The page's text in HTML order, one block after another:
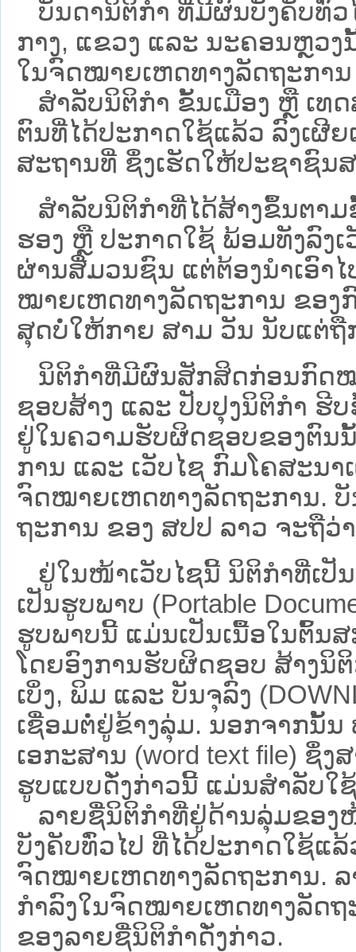
ບັນດານິຕິກໍາ ທີ່ມີຜົນບັງຄັບທົ່
ກາງ, ແຂວງ ແລະ ນະຄອນຫຼວ
ໃນຈົດໝາຍເຫດທາງລັດຖະການ
ສຳລັບນິ​ຕິ​ກຳ ຂັ້ນເມືອງ ຫຼື ເທ
ຕົນທີ່ໄດ້ປະກາດໃຊ້ແລ້ວ ລົງ​ເຜີ
ສະຖານທີ່ ຊຶ່ງເຮັດໃຫ້ປະຊາຊົນສ
ສໍາລັບນິຕິກໍາທີ່ໄດ້ສ້າງຂຶ້ນຕາ
ຮອງ ຫຼື ປະກາດໃຊ້ ພ້ອມທັງລົງ
ຜ່ານສື່ມວນຊົນ ແຕ່ຕ້ອງນໍາເອົາ
ໝາຍ​ເຫດ​ທາງ​ລັດ​ຖະ​ການ​ ຂອ
ສຸດບໍ່ໃຫ້ກາຍ ສາມ ວັນ ນັບແຕ່ຖື
ນິ​ຕິ​ກຳ​ທີ່​ມີ​ຜົນ​ສັກ​ສິດ​ກ່ອນ​ກົດ​ໝ
ຊອບ​ສ້າງ ແລະ ປັບ​ປຸງນິ​ຕິ​ກຳ ຮີ
ຢູ່ໃນຄວາມຮັບຜິດຊອບຂອງຕົນ
ການ ແລະ ເວັບໄຊ​ ກົມໂຄສະນ
ຈົດໝາຍເຫດທາງລັດຖະການ.
ຖະ​ການ ຂອງ ສປ​ປ ລາວ ​ຈະຖື​
ຢູ່ໃນໜ້າ​ເວັບ​ໄຊ​ນີ້ ນິຕິກຳທີ່ເປັ
ເປັນຮູບພາບ (Portable
ຮູບພາບນີ້ ແມ່ນເປັນເນື້ອໃນຕົ້ນ
ໂດຍອົງການຮັບຜິດຊອບ ສ້າງນິ
ເບິ່ງ, ພິມ ແລະ ບັນຈຸລົງ
ເຊື່ອມຕໍ່ຢູ່ຂ້າງລຸ່ມ. ນອກຈາກນັ້ນ
ເອກະສານ (word text file) ຊຶ່
ຮູບແບບດັ່ງກ່າວນີ້ ແມ່ນສຳລັບໃ
ລາຍຊື່ນິຕິກຳທີ່ຢູ່ດ້ານລຸ່ມຂອງ
ບັງຄັບທົ່ວໄປ ທີ່ໄດ້ປະກາດໃຊ້ແ
ຈົດໝາຍເຫດທາງລັດຖະການ.
ກຳລົງໃນຈົດໝາຍເຫດທາງລັດ
ຂອງລາຍຊື່ນິຕິກໍາດັ່ງກ່າວ.